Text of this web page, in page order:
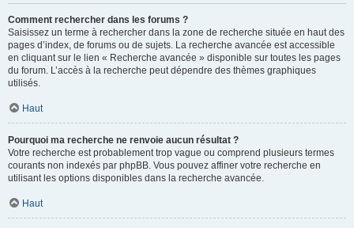
Comment rechercher dans les forums ?
Saisissez un terme à rechercher dans la zone de recherche située en haut des
pages d’index, de forums ou de sujets. La recherche avancée est accessible
en cliquant sur le lien « Recherche avancée » disponible sur toutes les pages
du forum. L’accès à la recherche peut dépendre des thèmes graphiques
utilisés.
Haut
Pourquoi ma recherche ne renvoie aucun résultat ?
Votre recherche est probablement trop vague ou comprend plusieurs termes
courants non indexés par phpBB. Vous pouvez affiner votre recherche en
utilisant les options disponibles dans la recherche avancée.
Haut